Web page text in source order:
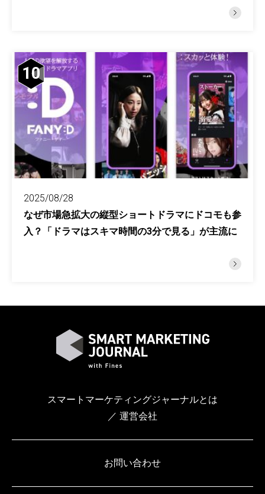
10
2025/08/28
なぜ市場急拡大の縦型ショートドラマにドコモも参
入？「ドラマはスキマ時間の3分で見る」が主流に
スマートマーケティングジャーナルとは
／ 運営会社
お問い合わせ